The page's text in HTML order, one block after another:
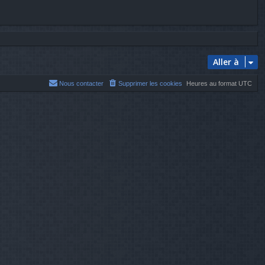
Aller à
Heures au format UTC
Supprimer les cookies
Nous contacter